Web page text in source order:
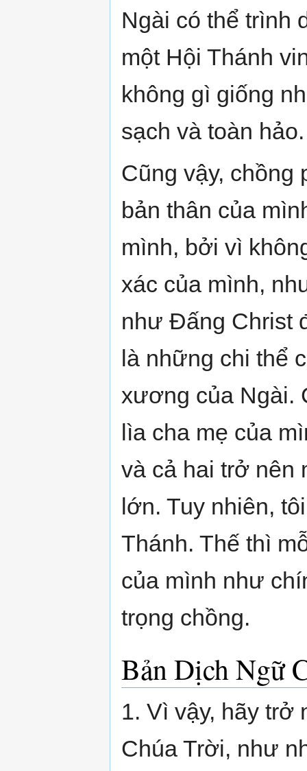
Ngài có thể trình
một Hội Thánh
không gì giống
sạch và toàn hảo.
Cũng vậy, chồng
bản thân của
mình, bởi vì
xác của mình,
như Đấng Christ
là những chi thể
xương của Ngài.
lìa cha mẹ của
và cả hai trở nên
lớn. Tuy nhiên,
Thánh. Thế thì
của mình như
trọng chồng.
Bản Dịch Ngữ
1. Vì vậy, hãy
Chúa Trời, như